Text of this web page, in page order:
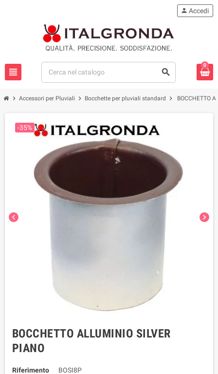
view_headline search
person Accedi
0
chevron_right Accessori per Pluviali chevron_right Bocchette per pluviali standard chevron_right BOCCHETTO
chevron_left chevron_right
-35%
BOCCHETTO ALLUMINIO SILVER
PIANO
Riferimento
BOSI8P